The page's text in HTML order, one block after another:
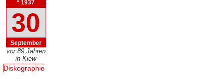
* 1937
30
September
vor 89 Jahren
in Kiew
Diskographie